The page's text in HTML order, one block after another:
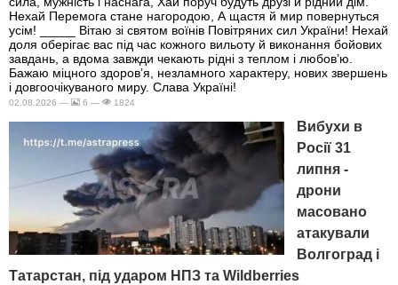
Нехай Перемога стане нагородою, А щастя й мир повернуться
усім! _____ Вітаю зі святом воїнів Повітряних сил України! Нехай
доля оберігає вас під час кожного вильоту й виконання бойових
завдань, а вдома завжди чекають рідні з теплом і любов’ю.
Бажаю міцного здоров’я, незламного характеру, нових звершень
і довгоочікуваного миру. Слава Україні!
02.08.2026 — 6 — 1824
Вибухи в
Росії 31
липня -
дрони
масовано
атакували
Волгоград і
Татарстан, під ударом НПЗ та Wildberries